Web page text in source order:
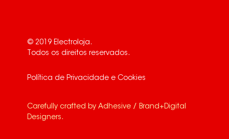
© 2019 Electroloja.
Todos os direitos reservados.
Política de Privacidade e Cookies
Carefully crafted byAdhesive / Brand+Digital
Designers .